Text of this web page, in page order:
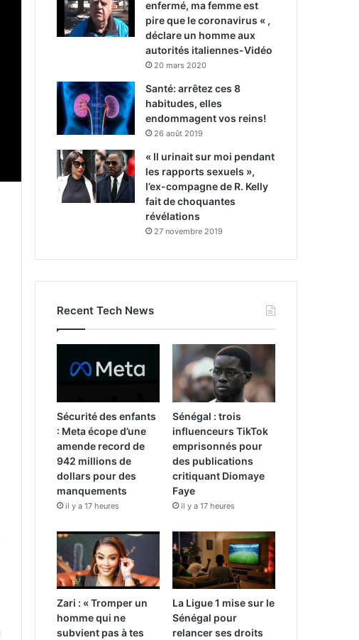
enfermé, ma femme est
pire que le coronavirus « ,
déclare un homme aux
autorités italiennes-Vidéo
20 mars 2020
Santé: arrêtez ces 8
habitudes, elles
endommagent vos reins!
26 août 2019
« Il urinait sur moi pendant
les rapports sexuels »,
l’ex-compagne de R. Kelly
fait de choquantes
révélations
27 novembre 2019
Recent Tech News
Sécurité des enfants
: Meta écope d’une
amende record de
942 millions de
dollars pour des
manquements
il y a 17 heures
Sénégal : trois
influenceurs TikTok
emprisonnés pour
des publications
critiquant Diomaye
Faye
il y a 17 heures
Zari : « Tromper un
homme qui ne
subvient pas à tes
La Ligue 1 mise sur le
Sénégal pour
relancer ses droits